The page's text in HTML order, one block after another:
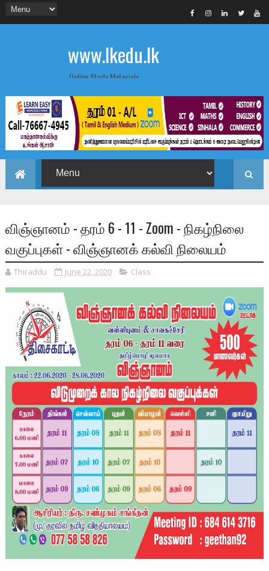
www.lkedu.lk
Online Study Materials
விஞ்ஞானம் - தரம் 6 - 11 - Zoom - நிகழ்நிலை
வகுப்புகள் - விஞ்ஞானக் கல்வி நிலையம்
Thiraddu June 22, 2020 Class